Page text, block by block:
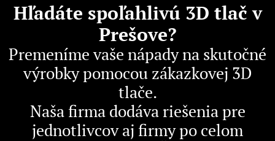
Hľadáte spoľahlivú 3D tlač v
Prešove?
Premeníme vaše nápady na skutočné
výrobky pomocou zákazkovej 3D
tlače.
Naša firma dodáva riešenia pre
jednotlivcov aj firmy po celom